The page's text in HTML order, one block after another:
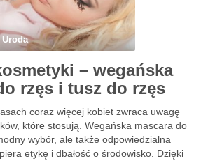
Uroda
– wegańska
rzęs i tusz do rzęs
coraz więcej kobiet zwraca uwagę
które stosują. Wegańska mascara do
wybór, ale także odpowiedzialna
etykę i dbałość o środowisko. Dzięki